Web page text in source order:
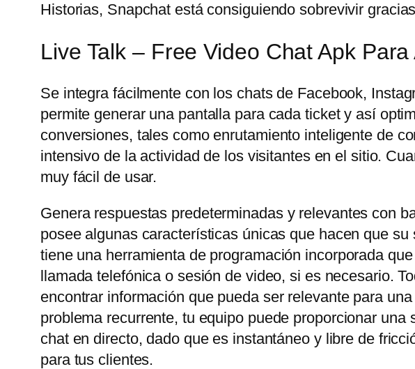
Historias, Snapchat está consiguiendo sobrevivir
Live Talk – Free Video Chat Apk Para
Se integra fácilmente con los chats de Facebook,
permite generar una pantalla para cada ticket y así
conversiones, tales como enrutamiento inteligente de
intensivo de la actividad de los visitantes en el sitio.
muy fácil de usar.
Genera respuestas predeterminadas y relevantes con
posee algunas características únicas que hacen que
tiene una herramienta de programación incorporada
llamada telefónica o sesión de video, si es necesario.
encontrar información que pueda ser relevante para
problema recurrente, tu equipo puede proporcionar
chat en directo, dado que es instantáneo y libre de
para tus clientes.